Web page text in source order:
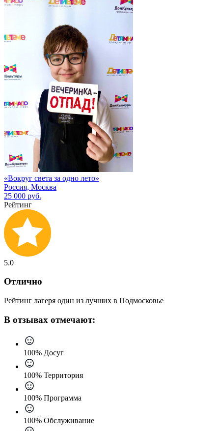
«Вокруг света за одно лето»
Россия, Москва
25 000 руб.
Рейтинг
5.0
Отлично
Рейтинг лагеря один из лучших в Подмосковье
В отзывах отмечают:
100% Досуг
100% Территория
100% Программа
100% Обслуживание